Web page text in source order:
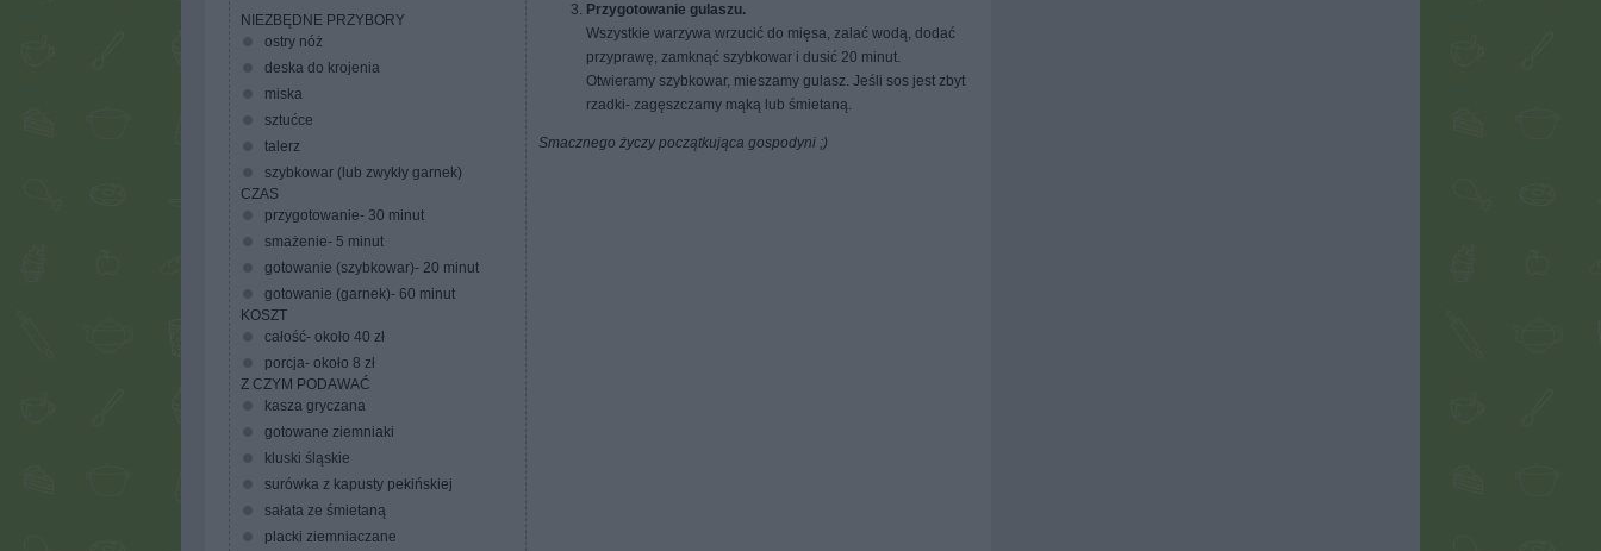
NIEZBĘDNE PRZYBORY
ostry nóż
deska do krojenia
miska
sztućce
talerz
szybkowar (lub zwykły garnek)
CZAS
przygotowanie- 30 minut
smażenie- 5 minut
gotowanie (szybkowar)- 20 minut
gotowanie (garnek)- 60 minut
KOSZT
całość- około 40 zł
porcja- około 8 zł
Z CZYM PODAWAĆ
kasza gryczana
gotowane ziemniaki
kluski śląskie
surówka z kapusty pekińskiej
sałata ze śmietaną
placki ziemniaczane
Przygotowanie gulaszu.
Wszystkie warzywa wrzucić do mięsa, zalać wodą, dodać
przyprawę, zamknąć szybkowar i dusić 20 minut.
Otwieramy szybkowar, mieszamy gulasz. Jeśli sos jest zbyt
rzadki- zagęszczamy mąką lub śmietaną.
Smacznego życzy początkująca gospodyni ;)